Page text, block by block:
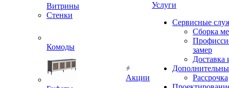
Витрины
Стенки
Комоды
Акции
Услуги
Сервисные
Сборка
замер
Доставка
Рассрочка